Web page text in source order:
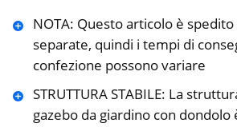
NOTA: Questo articolo è
separate, quindi i tempi di
confezione possono variare
STRUTTURA STABILE: La
gazebo da giardino con dondolo